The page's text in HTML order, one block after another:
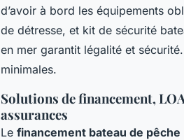
d’avoir à bord les équipements
de détresse, et kit de sécurité
en mer garantit légalité et
minimales.
Solutions de financement,
assurances
Le financement bateau de pêche